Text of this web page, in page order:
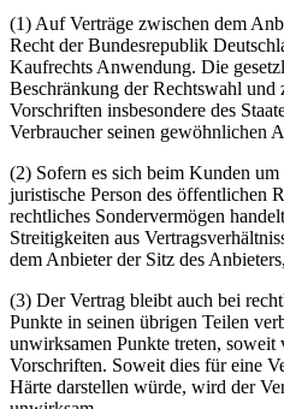
(1) Auf Verträge zwischen dem
Recht der Bundesrepublik
Kaufrechts Anwendung. Die
Beschränkung der Rechtswahl
Vorschriften insbesondere des
Verbraucher seinen gewöhnlichen
(2) Sofern es sich beim Kunden
juristische Person des öffentlichen
rechtliches Sondervermögen
Streitigkeiten aus
dem Anbieter der Sitz des
(3) Der Vertrag bleibt auch bei
Punkte in seinen übrigen Teilen
unwirksamen Punkte treten, soweit
Vorschriften. Soweit dies für eine
Härte darstellen würde, wird der